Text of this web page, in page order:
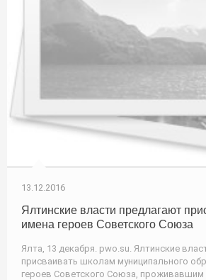
13.12.2016
Ялтинские власти предлагают
имена героев Советского Союза
Ялта, 13 декабря. pwo.su. Ялтинские
присваивать школам муниципального
героев Советского Союза, проживавшим